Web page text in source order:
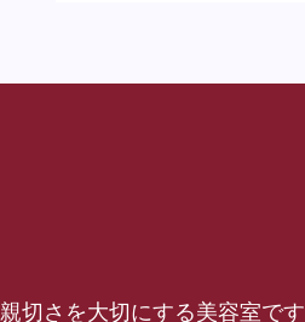
切さを大切にする美容室です